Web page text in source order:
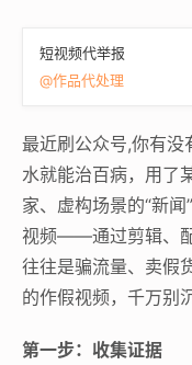
短视频代举报
@作品代处理
最近刷公众号,你有没
水就能治百病，用了
家、虚构场景的“新
视频——通过剪辑、
往往是骗流量、卖假
的作假视频，千万别
第一步：收集证据